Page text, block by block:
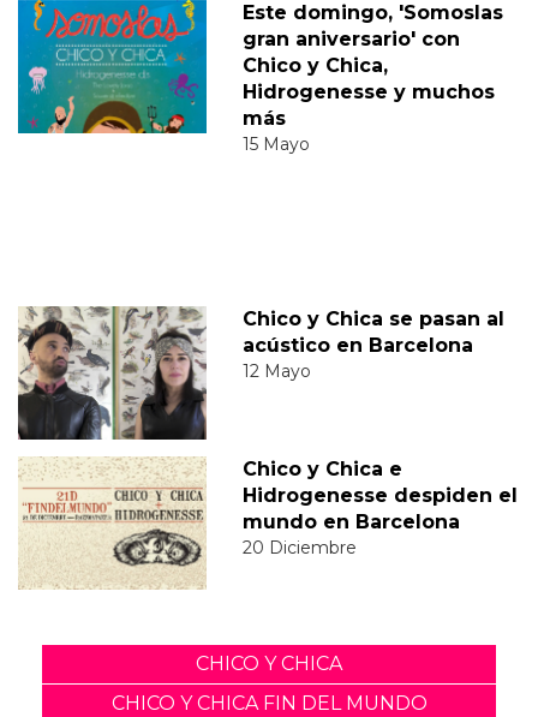
Este domingo, 'Somoslas
gran aniversario' con
Chico y Chica,
Hidrogenesse y muchos
más
15 Mayo
Chico y Chica se pasan al
acústico en Barcelona
12 Mayo
Chico y Chica e
Hidrogenesse despiden el
mundo en Barcelona
20 Diciembre
CHICO Y CHICA
CHICO Y CHICA FIN DEL MUNDO